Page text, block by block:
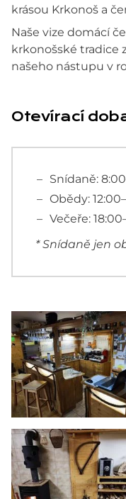
krásou Krkonoš a
Naše vize domácí
krkonošské tradice
našeho nástupu v
Otevírací
Snídaně:
Obědy:
Večeře:
* Snídaně jen